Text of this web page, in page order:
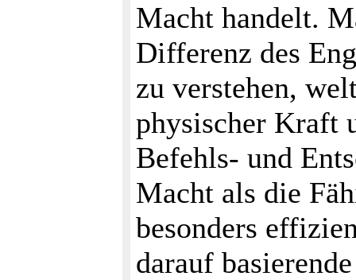
Macht handelt.
Differenz des
zu verstehen,
physischer Kraft
Befehls- und
Macht als die
besonders
darauf